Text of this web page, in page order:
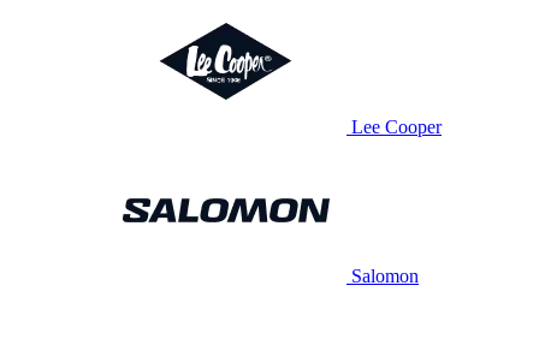
Lee Cooper
Salomon